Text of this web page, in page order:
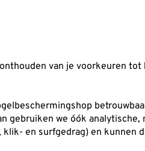
van je voorkeuren
gebruiken we óók analytische,
en surfgedrag) en kunnen
Andere tuindieren